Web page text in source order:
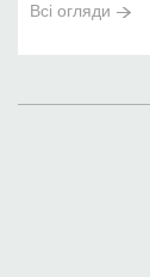
Всі огляди